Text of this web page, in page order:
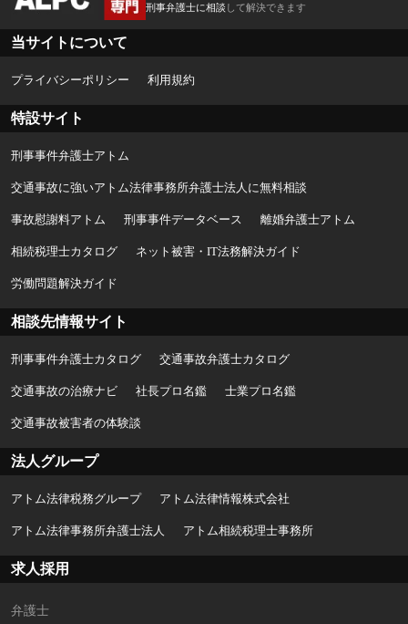
刑事弁護士に相談して解決できます
当サイトについて
プライバシーポリシー 利用規約
特設サイト
刑事事件弁護士アトム
交通事故に強いアトム法律事務所弁護士法人に無料相談
事故慰謝料アトム 刑事事件データベース 離婚弁護士アトム
相続税理士カタログ ネット被害・IT法務解決ガイド
労働問題解決ガイド
相談先情報サイト
刑事事件弁護士カタログ 交通事故弁護士カタログ
交通事故の治療ナビ 社長プロ名鑑 士業プロ名鑑
交通事故被害者の体験談
法人グループ
アトム法律税務グループ アトム法律情報株式会社
アトム法律事務所弁護士法人 アトム相続税理士事務所
求人採用
弁護士